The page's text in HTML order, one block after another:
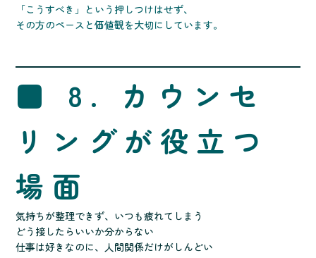
「こうすべき」という押しつけはせず、
その方のペースと価値観を大切にしています。
■ 8. カウンセ
リングが役立つ
場面
気持ちが整理できず、いつも疲れてしまう
どう接したらいいか分からない
仕事は好きなのに、人間関係だけがしんどい